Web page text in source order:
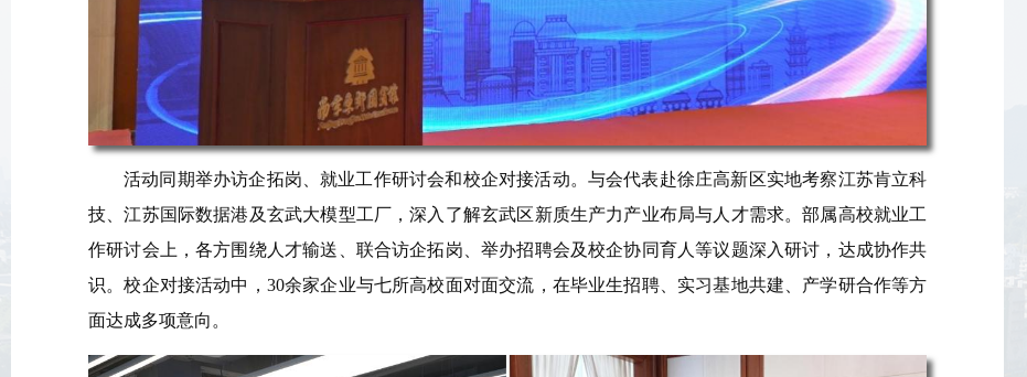
活动同期举办访企拓岗、就业工作研讨会和校企对接活动。与会代表赴徐庄高新区实地考察江苏肯立科
技、江苏国际数据港及玄武大模型工厂，深入了解玄武区新质生产力产业布局与人才需求。部属高校就业工
作研讨会上，各方围绕人才输送、联合访企拓岗、举办招聘会及校企协同育人等议题深入研讨，达成协作共
识。校企对接活动中，30余家企业与七所高校面对面交流，在毕业生招聘、实习基地共建、产学研合作等方
面达成多项意向。